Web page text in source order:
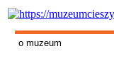
o muzeum